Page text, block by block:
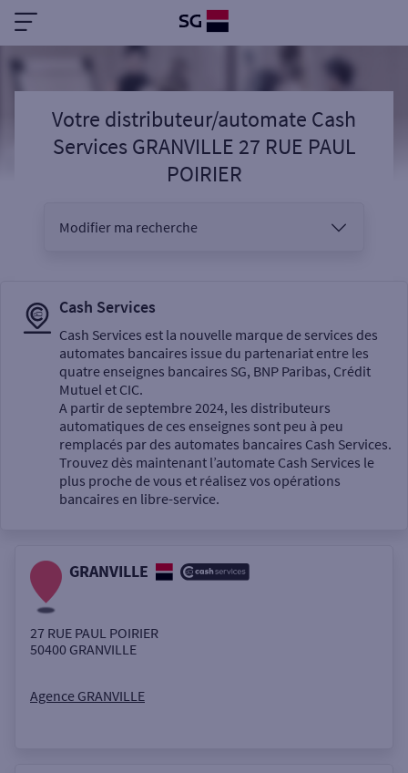
Votre distributeur/automate Cash
Services GRANVILLE 27 RUE PAUL
POIRIER
Modifier ma recherche
Sélectionnez votre recherche
Un service
Autour de moi
Cash Services
Cash Services est la nouvelle marque de services des
automates bancaires issue du partenariat entre les
quatre enseignes bancaires SG, BNP Paribas, Crédit
Mutuel et CIC.
A partir de septembre 2024, les distributeurs
automatiques de ces enseignes sont peu à peu
remplacés par des automates bancaires Cash Services.
Trouvez dès maintenant l’automate Cash Services le
plus proche de vous et réalisez vos opérations
bancaires en libre-service.
GRANVILLE
27 RUE PAUL POIRIER
50400 GRANVILLE
Agence GRANVILLE